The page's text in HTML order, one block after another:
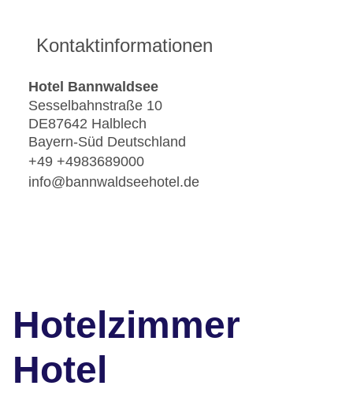
Kontaktinformationen
Hotel Bannwaldsee
Sesselbahnstraße 10
DE87642 Halblech
Bayern-Süd Deutschland
+49 +4983689000
info@bannwaldseehotel.de
Hotelzimmer
Hotel